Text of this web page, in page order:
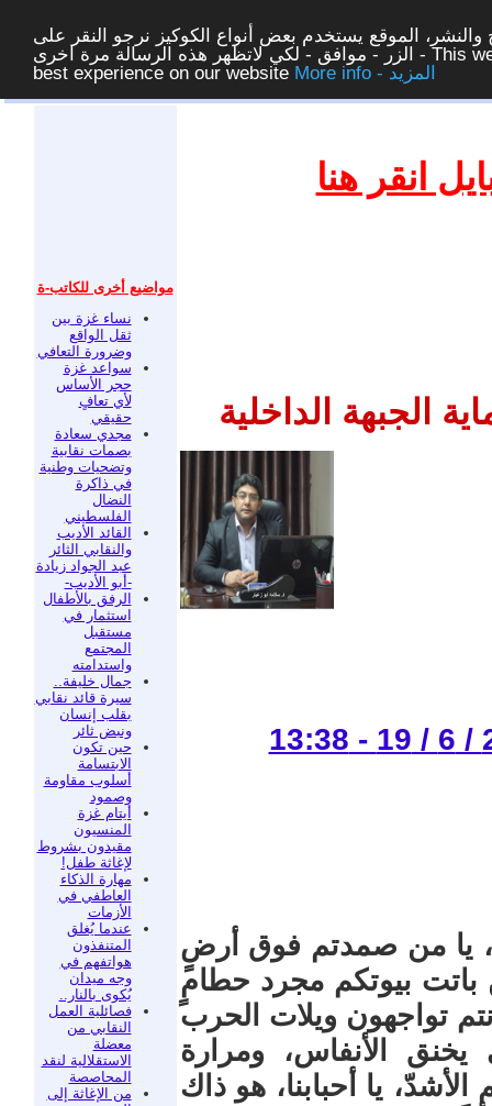
الموقع يستخدم بعض أنواع الكوكيز نرجو النقر على
الزر - موافق - لكي لاتظهر هذه الرسالة مرة اخرى - This website uses cookies to ensure you get the
best experience on our website
More info - المزيد
غلق
مواضيع أخرى للكاتب-ة
نساء غزة بين
ثقل الواقع
وضرورة التعافي
سواعد غزة
حجر الأساس
لأي تعافٍ
حقيقي
مجدي سعادة
بصمات نقابية
وتضحيات وطنية
في ذاكرة
النضال
الفلسطيني
القائد الأديب
والنقابي الثائر
عبد الجواد زيادة
-أبو الأديب-
الرفق بالأطفال
استثمار في
مستقبل
المجتمع
واستدامته
جمال خليفة..
سيرة قائد نقابي
بقلب إنسان
ونبض ثائر
حين تكون
الابتسامة
أسلوب مقاومة
وصمود
أيتام غزة
المنسيون
مقيدون بشروط
لإغاثة طفل!
مهارة الذكاء
العاطفي في
الأزمات
عندما يُغلق
المتنفذون
هواتفهم في
وجه ميدان
يُكوى بالنار..
فصائلية العمل
النقابي من
معضلة
الاستقلالية لنقد
المحاصصة
من الإغاثة إلى
انقر هنا
الجبهة الداخلية
يا من صمدتم فوق أرضٍ
باتت بيوتكم مجرد حطامٍ
تواجهون ويلات الحرب
الأنفاس، ومرارة
يا أحبابنا، هو ذاك